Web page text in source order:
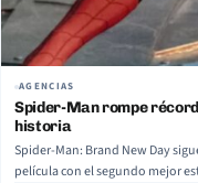
AGENCIAS
Spider-Man rompe
historia
Spider-Man: Brand New Day
película con el segundo mejor